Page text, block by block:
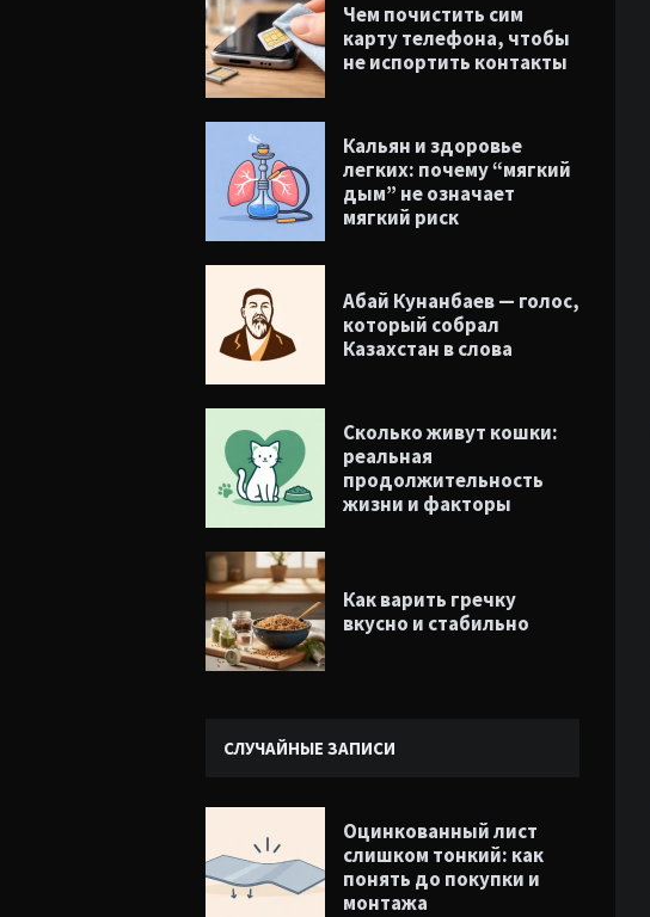
Чем почистить сим
карту телефона, чтобы
не испортить контакты
Кальян и здоровье
легких: почему “мягкий
дым” не означает
мягкий риск
Абай Кунанбаев — голос,
который собрал
Казахстан в слова
Сколько живут кошки:
реальная
продолжительность
жизни и факторы
Как варить гречку
вкусно и стабильно
СЛУЧАЙНЫЕ ЗАПИСИ
Оцинкованный лист
слишком тонкий: как
понять до покупки и
монтажа